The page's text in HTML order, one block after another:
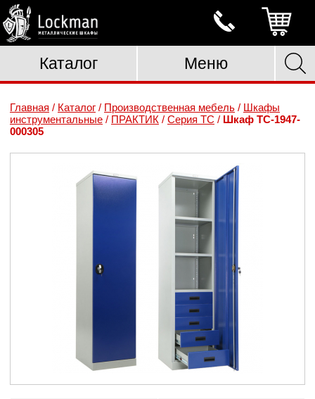
Каталог Меню
Главная / Каталог / Производственная мебель / Шкафы
инструментальные / ПРАКТИК / Серия TC / Шкаф TC-1947-
000305